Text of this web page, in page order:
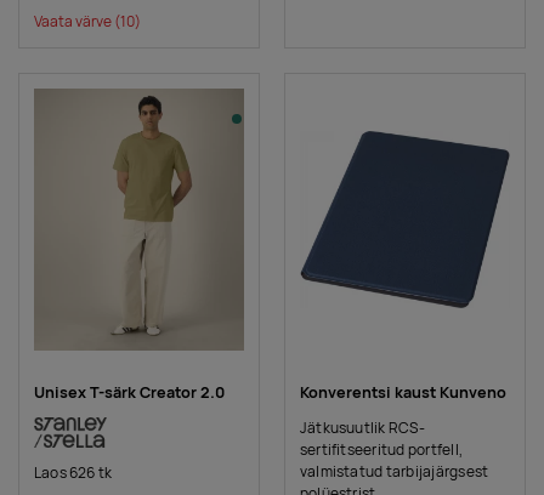
Vaata värve(10)
Unisex T-särk Creator 2.0
Laos 626 tk
Konverentsi kaust Kunveno
Jätkusuutlik RCS-
sertifitseeritud portfell,
valmistatud tarbijajärgsest